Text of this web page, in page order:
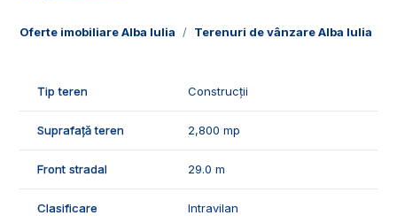
Oferte imobiliare Alba Iulia Terenuri de vânzare Alba Iulia
📞Pentru mai multe detalii sau pentru programarea unei
vizionari, suntem disponibili pentru dumneavostra, Echipa
Exclusiv Imobiliare Alba!
ID Exclusiv - 2230478
Tip teren Construcții
Suprafață teren 2,800 mp
Front stradal 29.0 m
Clasificare Intravilan